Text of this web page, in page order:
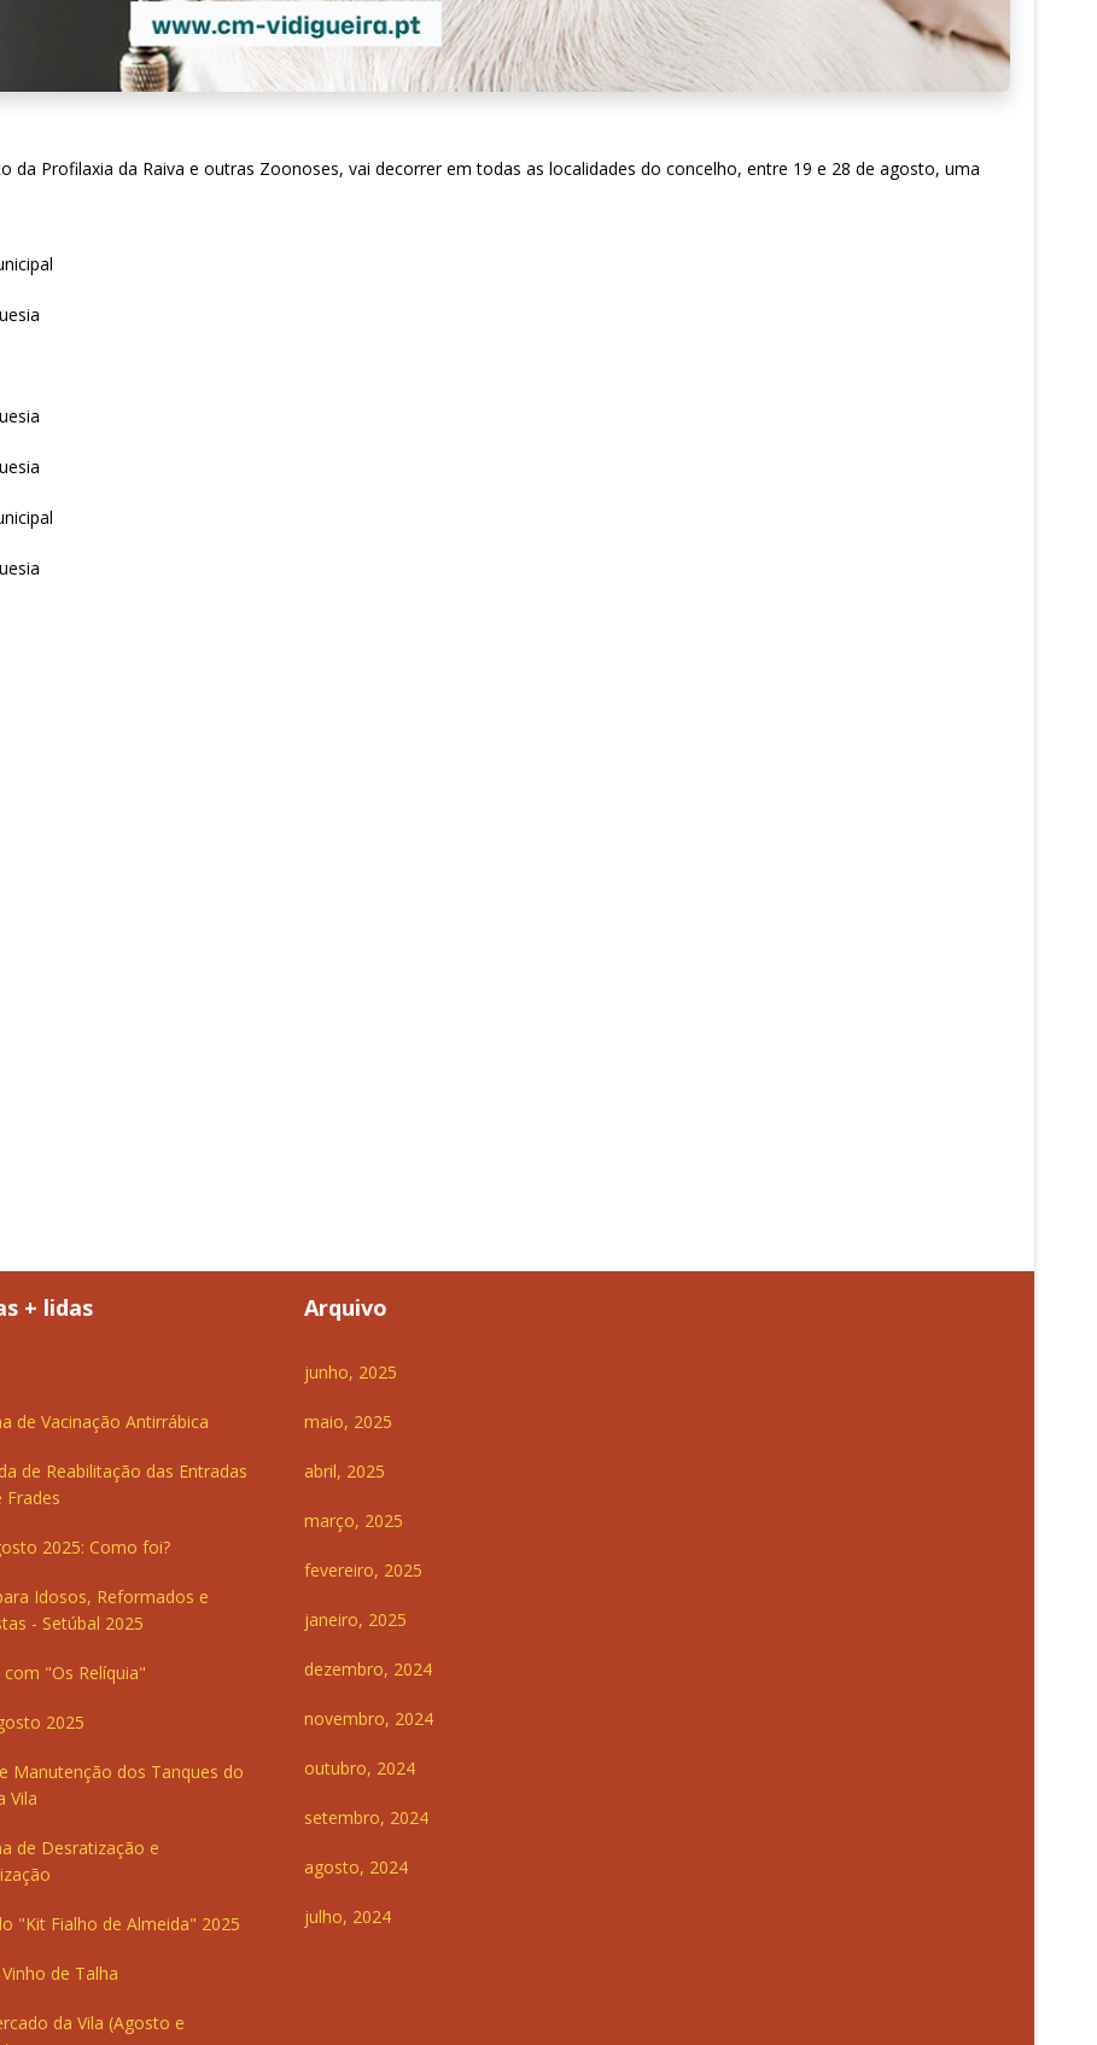
da Profilaxia da Raiva e outras Zoonoses, vai decorrer em todas as localidades do concelho, entre 19 e 28 de agosto, uma
+ lidas
de Vacinação Antirrábica
de Reabilitação das Entradas
Frades
2025: Como foi?
Idosos, Reformados e
- Setúbal 2025
"Os Relíquia"
2025
Manutenção dos Tanques do
Vila
de Desratização e
"Kit Fialho de Almeida" 2025
de Talha
da Vila (Agosto e
Arquivo
junho, 2025
maio, 2025
abril, 2025
março, 2025
fevereiro, 2025
janeiro, 2025
dezembro, 2024
novembro, 2024
outubro, 2024
setembro, 2024
agosto, 2024
julho, 2024